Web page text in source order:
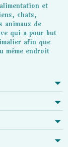
et
chats,
animaux de
qui a pour but
afin que
même endroit